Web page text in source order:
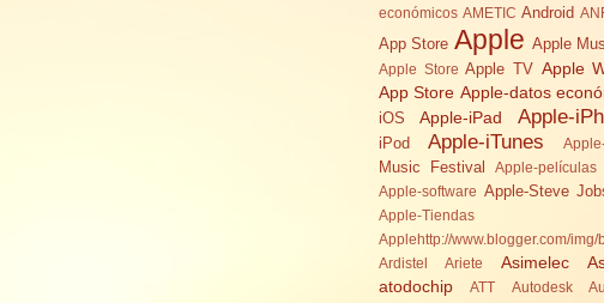
económicos AMETIC Android
App Store Apple Apple
Apple Store Apple TV Apple
App Store Apple-datos
iOS
Apple-iPad Apple-
iPod
Apple-iTunes
Music Festival
Apple-películas
Apple-software Apple-Steve
Apple-Tiendas
Applehttp://www.blogger.com/img/
Ardistel Ariete Asimelec
atodochip ATT Autodesk